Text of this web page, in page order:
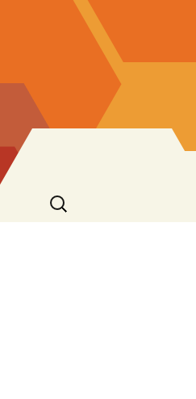
Ricerca
per: